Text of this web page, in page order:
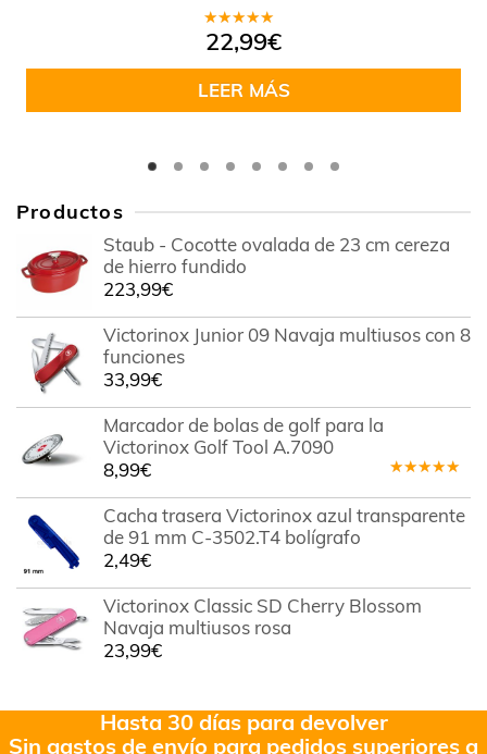
Valorado
en4.50
de 5
22,99€
LEER MÁS
Productos
Staub - Cocotte ovalada de 23 cm cereza
de hierro fundido
223,99€
Victorinox Junior 09 Navaja multiusos con 8
funciones
33,99€
Marcador de bolas de golf para la
Victorinox Golf Tool A.7090
en5.00de
5
8,99€
Cacha trasera Victorinox azul transparente
de 91 mm C-3502.T4 bolígrafo
2,49€
Victorinox Classic SD Cherry Blossom
Navaja multiusos rosa
23,99€
Hasta 30 días para devolver
Sin gastos de envío para pedidos superiores a